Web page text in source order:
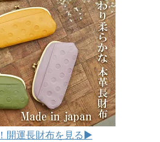
開運長財布を見る▶︎